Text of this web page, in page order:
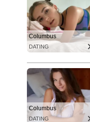
Columbus
DATING
Columbus
DATING